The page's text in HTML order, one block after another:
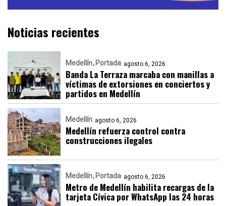
Noticias recientes
Medellín Portada agosto 6, 2026
Banda La Terraza marcaba con manillas a
víctimas de extorsiones en conciertos y
partidos en Medellín
Medellín agosto 6, 2026
Medellín refuerza control contra
construcciones ilegales
Medellín Portada agosto 6, 2026
Metro de Medellín habilita recargas de la
tarjeta Cívica por WhatsApp las 24 horas